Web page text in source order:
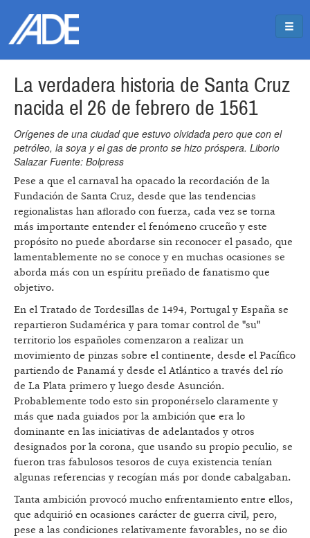
La verdadera historia de Santa Cruz
nacida el 26 de febrero de 1561
Orígenes de una ciudad que estuvo olvidada pero que con el
petróleo, la soya y el gas de pronto se hizo próspera. Liborio
Salazar Fuente: Bolpress
Pese a que el carnaval ha opacado la recordación de la
Fundación de Santa Cruz, desde que las tendencias
regionalistas han aflorado con fuerza, cada vez se torna
más importante entender el fenómeno cruceño y este
propósito no puede abordarse sin reconocer el pasado, que
lamentablemente no se conoce y en muchas ocasiones se
aborda más con un espíritu preñado de fanatismo que
objetivo.
En el Tratado de Tordesillas de 1494, Portugal y España se
repartieron Sudamérica y para tomar control de "su"
territorio los españoles comenzaron a realizar un
movimiento de pinzas sobre el continente, desde el Pacífico
partiendo de Panamá y desde el Atlántico a través del río
de La Plata primero y luego desde Asunción.
Probablemente todo esto sin proponérselo claramente y
más que nada guiados por la ambición que era lo
dominante en las iniciativas de adelantados y otros
designados por la corona, que usando su propio peculio, se
fueron tras fabulosos tesoros de cuya existencia tenían
algunas referencias y recogían más por donde cabalgaban.
Tanta ambición provocó mucho enfrentamiento entre ellos,
que adquirió en ocasiones carácter de guerra civil, pero,
pese a las condiciones relativamente favorables, no se dio